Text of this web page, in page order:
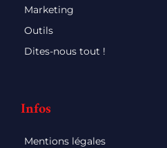
Marketing
Outils
Dites-nous tout !
Infos
Mentions légales